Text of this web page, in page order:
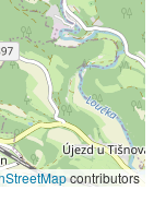
contributors